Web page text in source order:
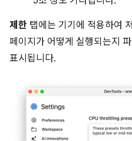
제한 탭에는 기기에 적용하여
페이지가 어떻게 실행되는지
표시됩니다.